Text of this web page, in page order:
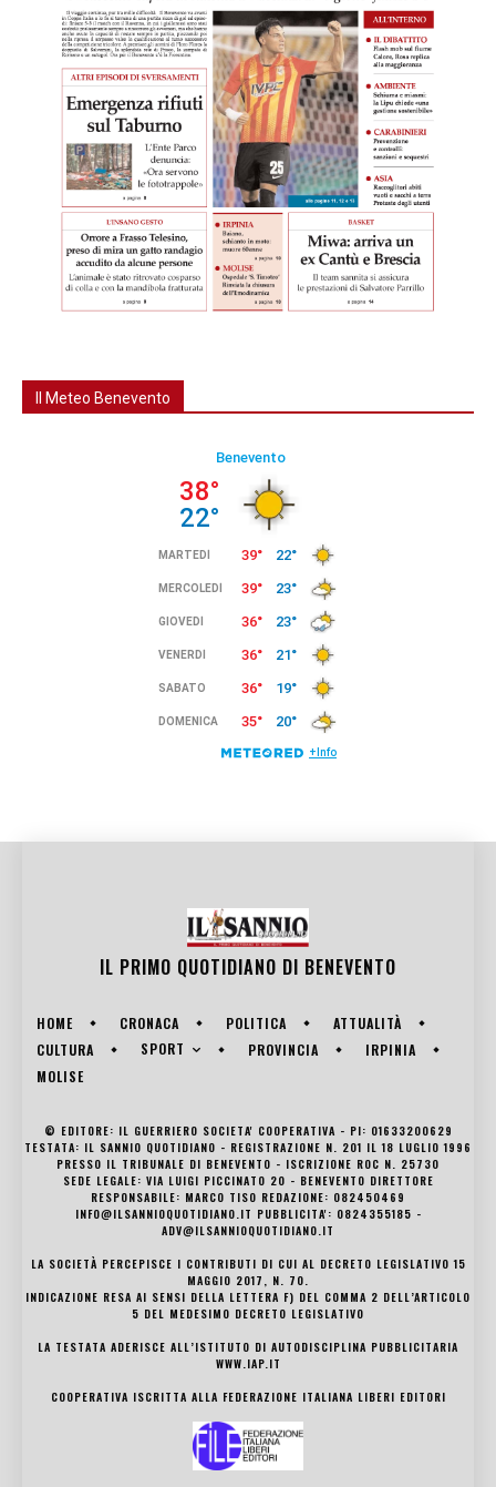
Il Meteo Benevento
IL PRIMO QUOTIDIANO DI BENEVENTO
HOME CRONACA POLITICA
ATTUALITÀ
CULTURA
SPORT PROVINCIA
IRPINIA
MOLISE
© EDITORE: IL GUERRIERO SOCIETA' COOPERATIVA - PI: 01633200629
TESTATA: IL SANNIO QUOTIDIANO - REGISTRAZIONE N. 201 IL 18 LUGLIO 1996
PRESSO IL TRIBUNALE DI BENEVENTO - ISCRIZIONE ROC N. 25730
SEDE LEGALE: VIA LUIGI PICCINATO 20 - BENEVENTO DIRETTORE
RESPONSABILE: MARCO TISO REDAZIONE: 082450469
INFO@ILSANNIOQUOTIDIANO.IT PUBBLICITA': 0824355185 -
ADV@ILSANNIOQUOTIDIANO.IT
LA SOCIETÀ PERCEPISCE I CONTRIBUTI DI CUI AL DECRETO LEGISLATIVO 15
MAGGIO 2017, N. 70.
INDICAZIONE RESA AI SENSI DELLA LETTERA F) DEL COMMA 2 DELL’ARTICOLO
5 DEL MEDESIMO DECRETO LEGISLATIVO
LA TESTATA ADERISCE ALL’ISTITUTO DI AUTODISCIPLINA PUBBLICITARIA
WWW.IAP.IT
COOPERATIVA ISCRITTA ALLA FEDERAZIONE ITALIANA LIBERI EDITORI